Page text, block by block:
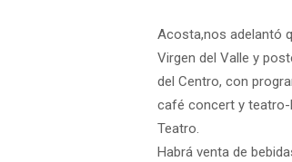
Acosta,nos adelantó
Virgen del Valle y
del Centro, con
café concert y teatro-
Teatro.
Habrá venta de